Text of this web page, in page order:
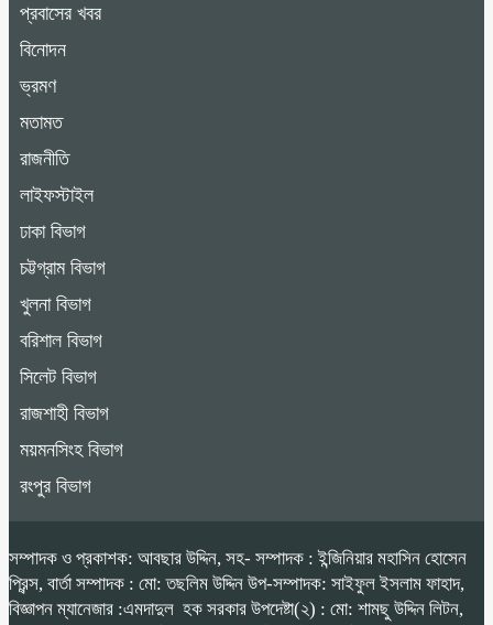
প্রবাসের খবর
বিনোদন
ভ্রমণ
মতামত
রাজনীতি
লাইফস্টাইল
ঢাকা বিভাগ
চট্টগ্রাম বিভাগ
খুলনা বিভাগ
বরিশাল বিভাগ
সিলেট বিভাগ
রাজশাহী বিভাগ
ময়মনসিংহ বিভাগ
রংপুর বিভাগ
সম্পাদক ও প্রকাশক: আবছার উদ্দিন, সহ- সম্পাদক : ইন্জিনিয়ার মহাসিন হোসেন
প্রিন্স, বার্তা সম্পাদক : মো: তছলিম উদ্দিন উপ-সম্পাদক: সাইফুল ইসলাম ফাহাদ,
বিজ্ঞাপন ম্যানেজার :এমদাদুল হক সরকার উপদেষ্টা(২) : মো: শামছু উদ্দিন লিটন,